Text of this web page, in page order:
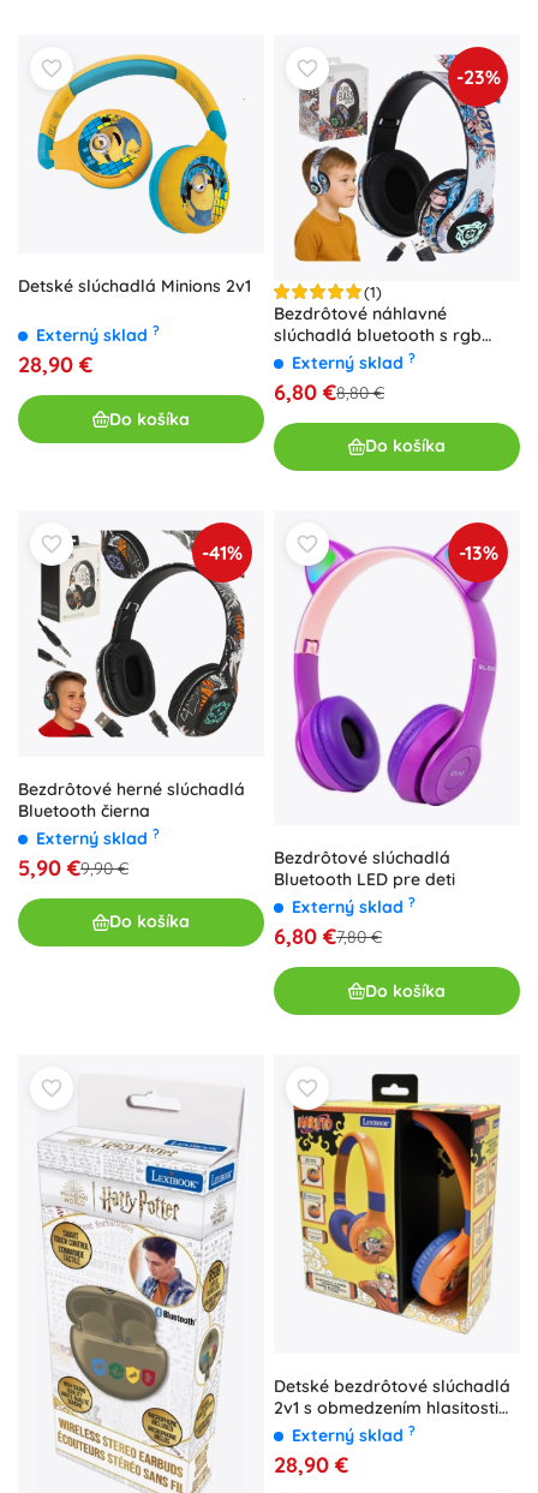
Detské slúchadlá Minions 2v1
Externý sklad ?
28,90 €
Do košíka
-23%
(1)
Bezdrôtové náhlavné
slúchadlá bluetooth s rgb
podsvietením a micro sd
Externý sklad ?
6,80 €8,80 €
Do košíka
-41%
Bezdrôtové herné slúchadlá
Bluetooth čierna
Externý sklad ?
5,90 €9,90 €
Do košíka
-13%
Bezdrôtové slúchadlá
Bluetooth LED pre deti
Externý sklad ?
6,80 €7,80 €
Do košíka
Detské bezdrôtové slúchadlá
2v1 s obmedzením hlasitosti
NARUTO od Lexibook
Externý sklad ?
28,90 €